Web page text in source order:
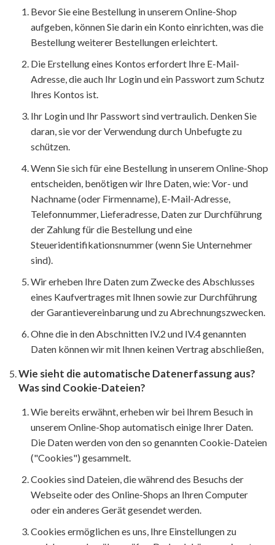
Bevor Sie eine Bestellung in unserem Online-Shop
aufgeben, können Sie darin ein Konto einrichten, was die
Bestellung weiterer Bestellungen erleichtert.
Die Erstellung eines Kontos erfordert Ihre E-Mail-
Adresse, die auch Ihr Login und ein Passwort zum Schutz
Ihres Kontos ist.
Ihr Login und Ihr Passwort sind vertraulich. Denken Sie
daran, sie vor der Verwendung durch Unbefugte zu
schützen.
Wenn Sie sich für eine Bestellung in unserem Online-Shop
entscheiden, benötigen wir Ihre Daten, wie: Vor- und
Nachname (oder Firmenname), E-Mail-Adresse,
Telefonnummer, Lieferadresse, Daten zur Durchführung
der Zahlung für die Bestellung und eine
Steueridentifikationsnummer (wenn Sie Unternehmer
sind).
Wir erheben Ihre Daten zum Zwecke des Abschlusses
eines Kaufvertrages mit Ihnen sowie zur Durchführung
der Garantievereinbarung und zu Abrechnungszwecken.
Ohne die in den Abschnitten IV.2 und IV.4 genannten
Daten können wir mit Ihnen keinen Vertrag abschließen,
Wie sieht die automatische Datenerfassung aus?
Was sind Cookie-Dateien?
Wie bereits erwähnt, erheben wir bei Ihrem Besuch in
unserem Online-Shop automatisch einige Ihrer Daten.
Die Daten werden von den so genannten Cookie-Dateien
("Cookies") gesammelt.
Cookies sind Dateien, die während des Besuchs der
Webseite oder des Online-Shops an Ihren Computer
oder ein anderes Gerät gesendet werden.
Cookies ermöglichen es uns, Ihre Einstellungen zu